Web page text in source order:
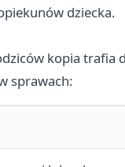
dziecka.
kopia trafia
sprawach: